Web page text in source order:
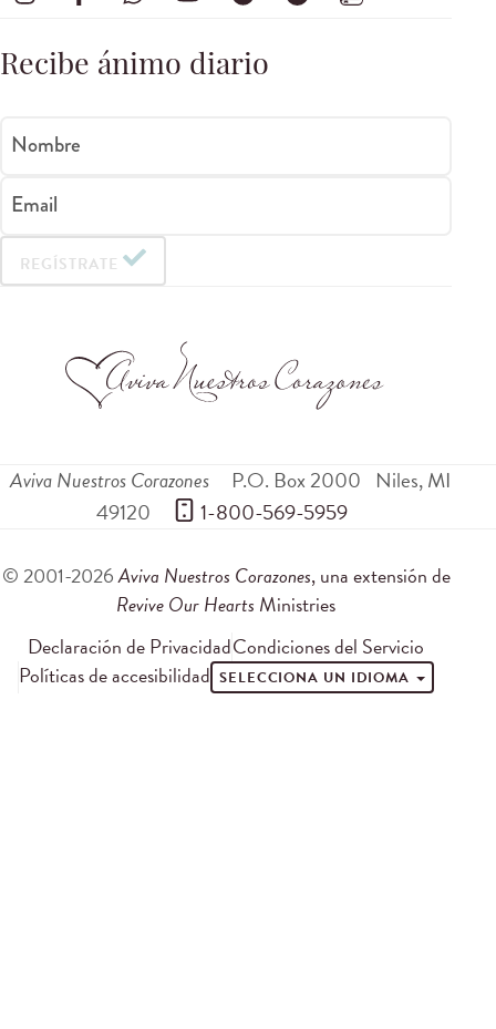
Recibe ánimo diario
Nombre
Email
REGÍSTRATE
Aviva Nuestros Corazones P.O. Box 2000 Niles,MI
49120
1-800-569-5959
© 2001-2026Aviva Nuestros Corazones, una extensión de
Revive Our Hearts Ministries
Declaración de PrivacidadCondiciones del Servicio
Políticas de accesibilidad SELECCIONA UN IDIOMA